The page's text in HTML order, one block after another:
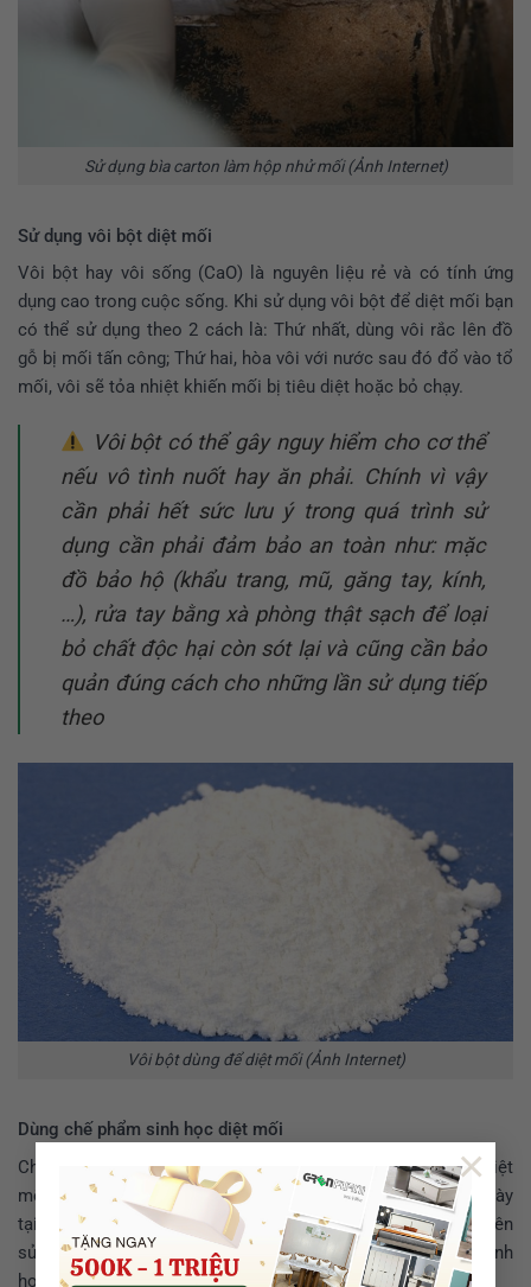
×
Sử dụng bìa carton làm hộp nhử mối (Ảnh Internet)
Sử dụng vôi bột diệt mối
Vôi bột hay vôi sống (CaO) là nguyên liệu rẻ và có tính ứng
dụng cao trong cuộc sống. Khi sử dụng vôi bột để diệt mối bạn
có thể sử dụng theo 2 cách là: Thứ nhất, dùng vôi rắc lên đồ
gỗ bị mối tấn công; Thứ hai, hòa vôi với nước sau đó đổ vào tổ
mối, vôi sẽ tỏa nhiệt khiến mối bị tiêu diệt hoặc bỏ chạy.
Vôi bột có thể gây nguy hiểm cho cơ thể
nếu vô tình nuốt hay ăn phải. Chính vì vậy
cần phải hết sức lưu ý trong quá trình sử
dụng cần phải đảm bảo an toàn như: mặc
đồ bảo hộ (khẩu trang, mũ, găng tay, kính,
…), rửa tay bằng xà phòng thật sạch để loại
bỏ chất độc hại còn sót lại và cũng cần bảo
quản đúng cách cho những lần sử dụng tiếp
theo
Vôi bột dùng để diệt mối (Ảnh Internet)
Dùng chế phẩm sinh học diệt mối
Chế phẩm sinh học chứa các vi sinh vật có tác dụng tiêu diệt
mối vô cùng hiệu quả. Bạn có thể tìm mua các chế phẩm này
tại các cửa hàng bán vật tư hoặc siêu thị. Tuy nhiên, không nên
sử dụng quá mức dễ phản tác dụng. Đồng thời, chế phẩm sinh
học để diệt mối khi quét lên đồ gỗ cũng rất dễ bị cuốn trôi